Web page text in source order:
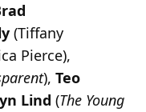
(Tiffany
Pierce),
), Teo
Lind (The Young